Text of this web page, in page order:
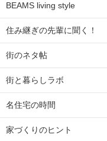
BEAMS living style
住み継ぎの先輩に聞く！
街のネタ帖
街と暮らしラボ
名住宅の時間
家づくりのヒント